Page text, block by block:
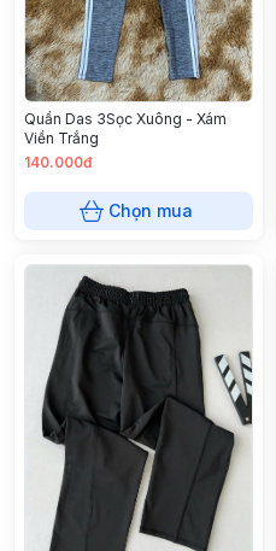
Quần Das 3Sọc Xuông - Xám
Viền Trắng
140.000đ
Chọn mua